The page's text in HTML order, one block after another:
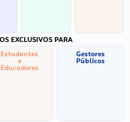
EXCLUSIVOS PARA
Estudantes
e
Educadores
Gestores
Públicos